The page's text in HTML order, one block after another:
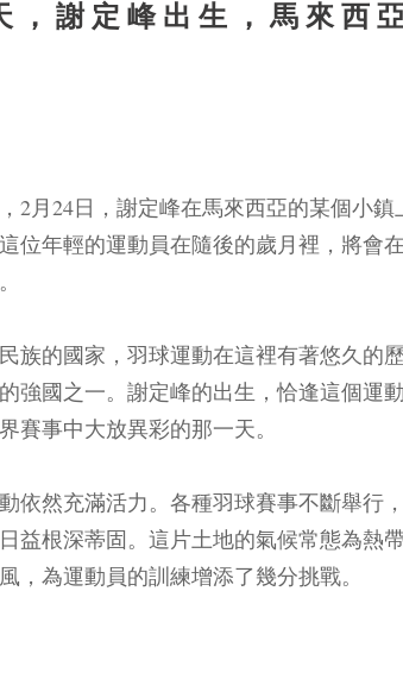
謝定峰出生，馬來西
2月24日，謝定峰在馬來西亞的某個小
位年輕的運動員在隨後的歲月裡，將會
族的國家，羽球運動在這裡有著悠久的
強國之一。謝定峰的出生，恰逢這個運
賽事中大放異彩的那一天。
依然充滿活力。各種羽球賽事不斷舉行
益根深蒂固。這片土地的氣候常態為熱
為運動員的訓練增添了幾分挑戰。